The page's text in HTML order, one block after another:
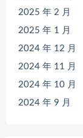
2025 年 2 月
2025 年 1 月
2024 年 12 月
2024 年 11 月
2024 年 10 月
2024 年 9 月